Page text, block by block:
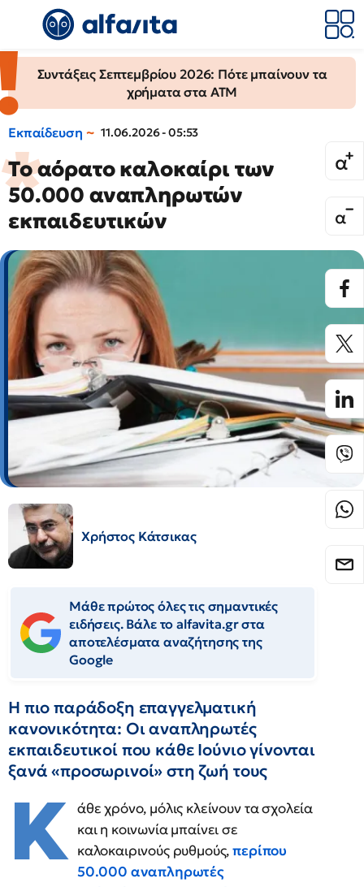
Συντάξεις Σεπτεμβρίου 2026: Πότε μπαίνουν τα
χρήματα στα ΑΤΜ
Εκπαίδευση 11.06.2026 - 05:53
Το αόρατο καλοκαίρι των
50.000 αναπληρωτών
εκπαιδευτικών
Χρήστος Κάτσικας
Μάθε πρώτος όλες τις σημαντικές
ειδήσεις. Βάλε το alfavita.gr στα
αποτελέσματα αναζήτησης της
Google
Η πιο παράδοξη επαγγελματική
κανονικότητα: Οι αναπληρωτές
εκπαιδευτικοί που κάθε Ιούνιο γίνονται
ξανά «προσωρινοί» στη ζωή τους
Κ άθε χρόνο, μόλις κλείνουν τα σχολεία
και η κοινωνία μπαίνει σε
καλοκαιρινούς ρυθμούς,περίπου
50.000 αναπληρωτές